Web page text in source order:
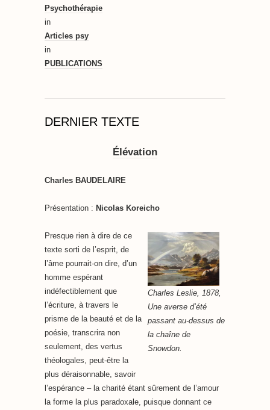
Psychothérapie
in
Articles psy
in
PUBLICATIONS
DERNIER TEXTE
Élévation
Charles BAUDELAIRE
Présentation : Nicolas Koreicho
Charles Leslie, 1878,
Une averse d’été
passant au-dessus de
la chaîne de
Snowdon.
Presque rien à dire de ce
texte sorti de l’esprit, de
l’âme pourrait-on dire, d’un
homme espérant
indéfectiblement que
l’écriture, à travers le
prisme de la beauté et de la
poésie, transcrira non
seulement, des vertus
théologales, peut-être la
plus déraisonnable, savoir
l’espérance – la charité étant sûrement de l’amour
la forme la plus paradoxale, puisque donnant ce